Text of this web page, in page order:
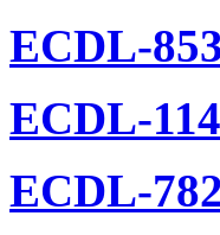
ECDL-
ECDL-
ECDL-